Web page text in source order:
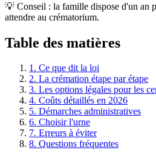
💡 Conseil : la famille dispose d'un an
attendre au crématorium.
Table des matières
1. Ce que dit la loi
2. La crémation étape par étape
3. Les options légales pour les
4. Coûts détaillés en 2026
5. Démarches administratives
6. Choisir l'urne
7. Erreurs à éviter
8. Questions fréquentes